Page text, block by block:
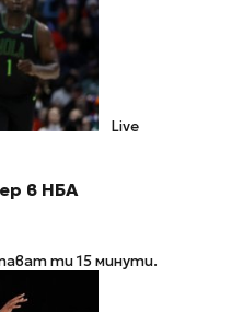
Live
в НБА
ти 15 минути.